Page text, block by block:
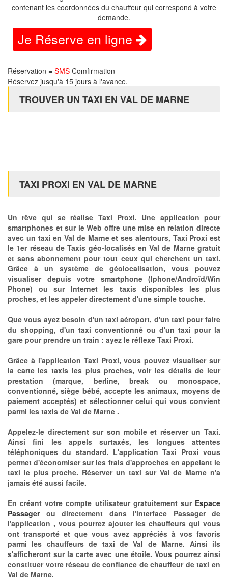
contenant les coordonnées du chauffeur qui correspond à votre
demande.
Je Réserve en ligne
Réservation = SMS Comfirmation
Réservez jusqu'à 15 jours à l'avance.
TROUVER UN TAXI EN VAL DE MARNE
TAXI PROXI EN VAL DE MARNE
Un rêve qui se réalise Taxi Proxi. Une application pour
smartphones et sur le Web offre une mise en relation directe
avec un taxi en Val de Marne et ses alentours, Taxi Proxi est
le 1er réseau de Taxis géo-localisés en Val de Marne gratuit
et sans abonnement pour tout ceux qui cherchent un taxi.
Grâce à un système de géolocalisation, vous pouvez
visualiser depuis votre smartphone (Iphone/Androïd/Win
Phone) ou sur Internet les taxis disponibles les plus
proches, et les appeler directement d'une simple touche.
Que vous ayez besoin d'un taxi aéroport, d'un taxi pour faire
du shopping, d'un taxi conventionné ou d'un taxi pour la
gare pour prendre un train : ayez le réflexe Taxi Proxi.
Grâce à l'application Taxi Proxi, vous pouvez visualiser sur
la carte les taxis les plus proches, voir les détails de leur
prestation (marque, berline, break ou monospace,
conventionné, siège bébé, accepte les animaux, moyens de
paiement acceptés) et sélectionner celui qui vous convient
parmi les taxis de Val de Marne .
Appelez-le directement sur son mobile et réserver un Taxi.
Ainsi fini les appels surtaxés, les longues attentes
téléphoniques du standard. L'application Taxi Proxi vous
permet d'économiser sur les frais d'approches en appelant le
taxi le plus proche. Réserver un taxi sur Val de Marne n'a
jamais été aussi facile.
En créant votre compte utilisateur gratuitement sur Espace
Passager ou directement dans l'interface Passager de
l'application , vous pourrez ajouter les chauffeurs qui vous
ont transporté et que vous avez appréciés à vos favoris
parmi les chauffeurs de taxi de Val de Marne. Ainsi ils
s'afficheront sur la carte avec une étoile. Vous pourrez ainsi
constituer votre réseau de confiance de chauffeur de taxi en
Val de Marne.